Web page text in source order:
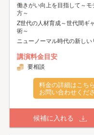
働きがい向上を目指して～
方～
Z世代の人材育成～世代間ギ
術～
ニューノーマル時代の新し
講演料金目安
要相談
料金の詳細はこち
お問い合わせくだ
候補に入れる